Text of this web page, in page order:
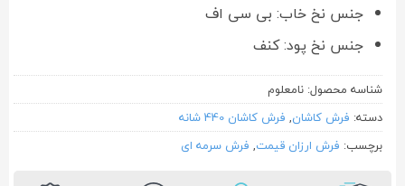
جنس نخ خاب: بی سی اف
جنس نخ پود: کنف
شناسه محصول: نامعلوم
دسته: فرش کاشان, فرش کاشان 440 شانه
برچسب: فرش ارزان قیمت, فرش سرمه ای